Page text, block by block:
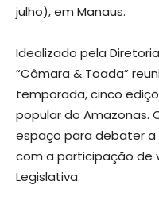
julho), em Manaus.
Idealizado pela
“Câmara & Toada”
temporada, cinco
popular do Amazonas.
espaço para debater
com a participação de
Legislativa.